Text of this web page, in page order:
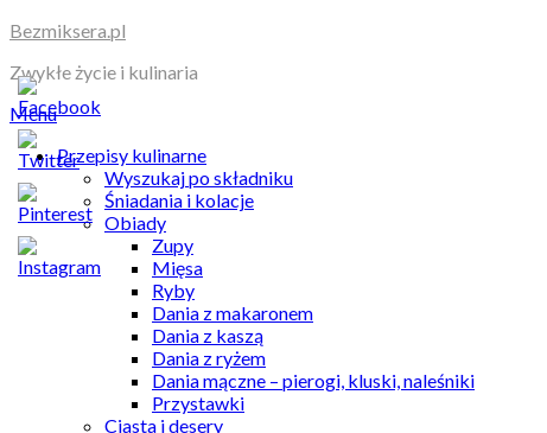
Skip
content
Bezmiksera.pl
Zwykłe życie i kulinaria
Menu
Przepisy kulinarne
Wyszukaj po składniku
Śniadania i kolacje
Obiady
Zupy
Mięsa
Ryby
Dania z makaronem
Dania z kaszą
Dania z ryżem
Dania mączne – pierogi, kluski, naleśniki
Przystawki
Ciasta i desery